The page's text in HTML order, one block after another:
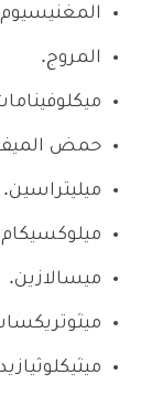
المروج.
حمض
ميليتراسين.
ميسالازين.